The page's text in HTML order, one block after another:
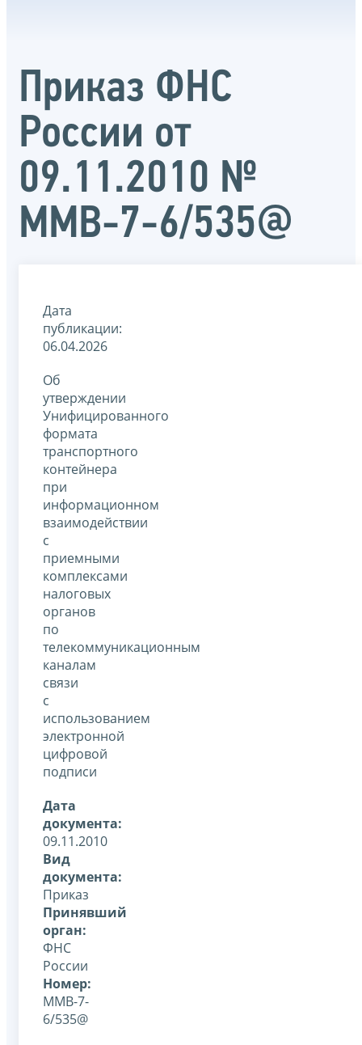
Приказ ФНС
России от
09.11.2010 №
ММВ-7-6/535@
Дата
публикации:
06.04.2026
Об
утверждении
Унифицированного
формата
транспортного
контейнера
при
информационном
взаимодействии
с
приемными
комплексами
налоговых
органов
по
телекоммуникационным
каналам
связи
с
использованием
электронной
цифровой
подписи
Дата
документа:
09.11.2010
Вид
документа:
Приказ
Принявший
орган:
ФНС
России
Номер:
ММВ-7-
6/535@